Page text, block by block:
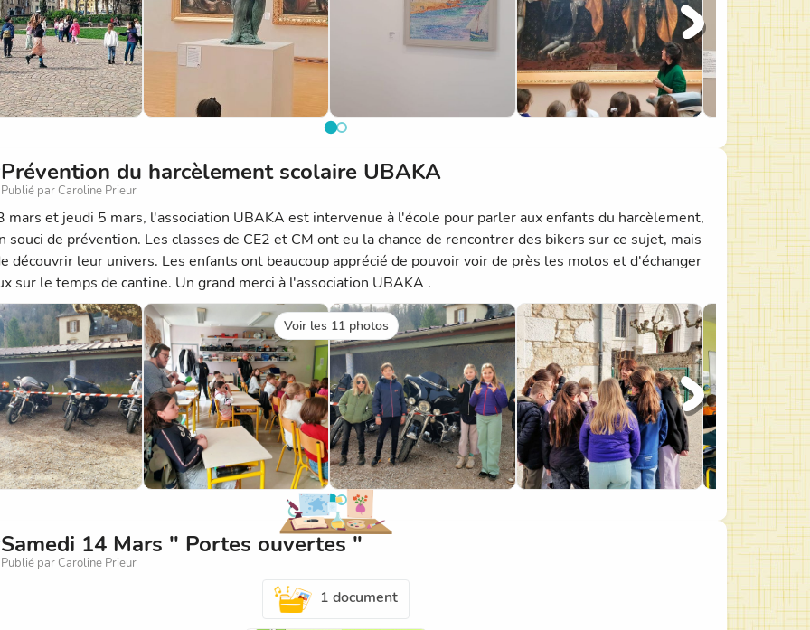
Prévention du harcèlement scolaire UBAKA
Publié par Caroline Prieur
mars et jeudi 5 mars, l'association UBAKA est intervenue à l'école pour parler aux enfants du harcèlement,
souci de prévention. Les classes de CE2 et CM ont eu la chance de rencontrer des bikers sur ce sujet, mais
découvrir leur univers. Les enfants ont beaucoup apprécié de pouvoir voir de près les motos et d'échanger
sur le temps de cantine. Un grand merci à l'association UBAKA .
Voir les 11 photos
Samedi 14 Mars " Portes ouvertes "
Publié par Caroline Prieur
1 document